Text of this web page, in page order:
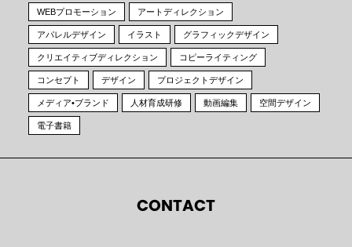
WEBプロモーション アートディレクション
アパレルデザイン イラスト グラフィックデザイン
クリエイティブディレクション コピーライティング
コンセプト デザイン プロジェクトデザイン
メディア•ブランド 人材育成研修 動画編集 空間デザイン
電子書籍
CONTACT